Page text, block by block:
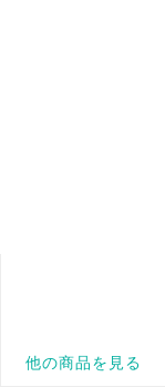
他の商品を見る